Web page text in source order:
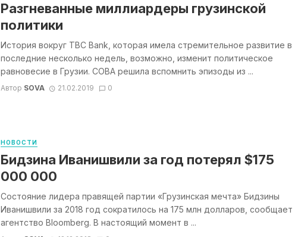
Разгневанные миллиардеры грузинской
политики
История вокруг TBC Bank, которая имела стремительное развитие в
последние несколько недель, возможно, изменит политическое
равновесие в Грузии. СОВА решила вспомнить эпизоды из ...
Автор SOVA 21.02.2019 0
НОВОСТИ
Бидзина Иванишвили за год потерял $175
000 000
Состояние лидера правящей партии «Грузинская мечта» Бидзины
Иванишвили за 2018 год сократилось на 175 млн долларов, сообщает
агентство Bloomberg. В настоящий момент в ...